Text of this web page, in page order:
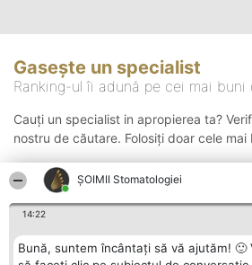
ȘOIMII Stomatologiei
14:22
Bună, suntem încântați să vă ajutăm! 🙂
Gasește un specialist
Ranking-ul îi adună pe cei mai
Cauți un specialist in apropierea ta?
nostru de căutare. Folosiți doar cele mai